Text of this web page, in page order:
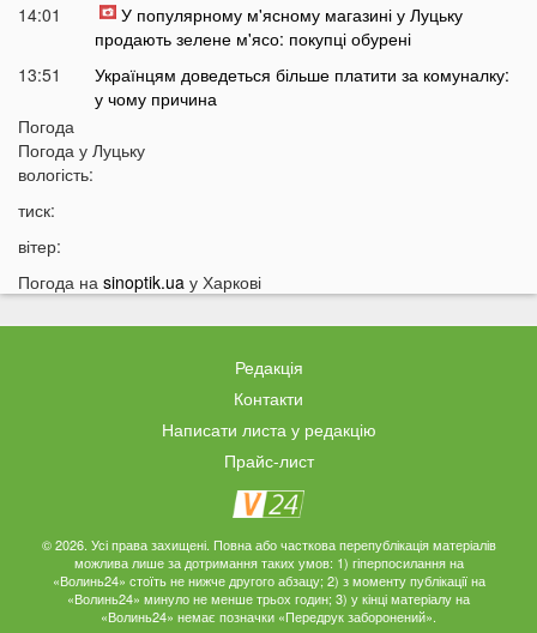
14:01
У популярному м'ясному магазині у Луцьку
продають зелене м'ясо: покупці обурені
13:51
Українцям доведеться більше платити за комуналку:
у чому причина
13:30
у чоловіків: деталі
12:55
12:35
Відомий російський музикант приїхав до України:
зробили важливе попередження
На Волині чоловік погрожував поліцейським
гранатою
В Україні масово почали зникати продукти з
дронів РФ: що відбувається
10:04
ТЦК отримають нові дані про українців: під контроль
потраплять навіть ті, хто за кордоном
Погода
Погода у Луцьку
вологість:
тиск:
вітер:
Погода на sinoptik.ua у Харкові
Редакція
Контакти
Написати листа у редакцію
Прайс-лист
© 2026. Усі права захищені. Повна або часткова перепублікація матеріалів
можлива лише за дотримання таких умов: 1) гіперпосилання на
«Волинь24» стоїть не нижче другого абзацу; 2) з моменту публікації на
«Волинь24» минуло не менше трьох годин; 3) у кінці матеріалу на
«Волинь24» немає позначки «Передрук заборонений».